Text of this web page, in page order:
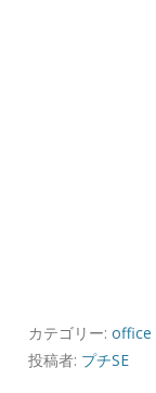
カテゴリー: office
投稿者: プチSE